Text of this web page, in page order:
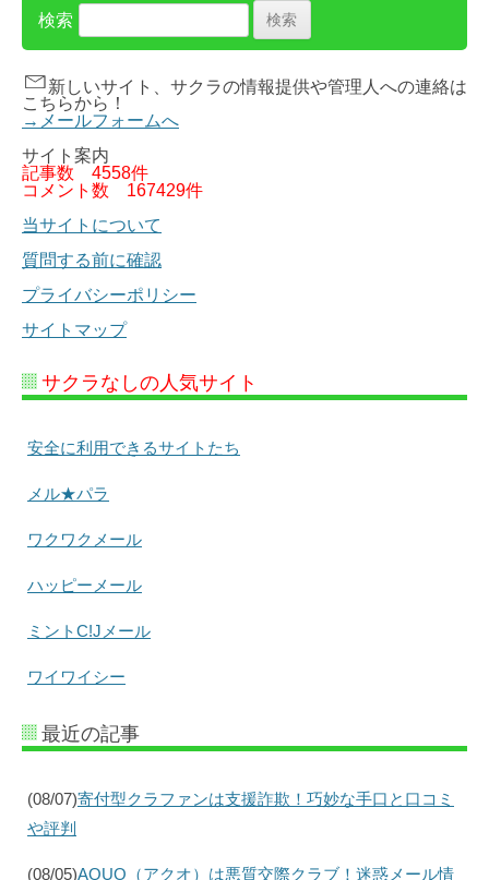
検索
新しいサイト、サクラの情報提供や管理人への連絡は
こちらから！
→メールフォームへ
サイト案内
記事数 4558件
コメント数 167429件
当サイトについて
質問する前に確認
プライバシーポリシー
サイトマップ
サクラなしの人気サイト
安全に利用できるサイトたち
メル★パラ
ワクワクメール
ハッピーメール
ミントC!Jメール
ワイワイシー
最近の記事
(08/07)寄付型クラファンは支援詐欺！巧妙な手口と口コミ
や評判
(08/05)AQUO（アクオ）は悪質交際クラブ！迷惑メール情